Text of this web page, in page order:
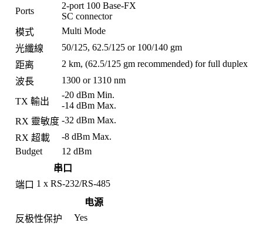
Ports
2-port 100 Base-FX
SC connector
模式
Multi Mode
光纖線
50/125, 62.5/125 or 100/140 gm
距离
2 km, (62.5/125 gm recommended) for full duplex
波長
1300 or 1310 nm
TX 輸出
-20 dBm Min.
-14 dBm Max.
RX 靈敏度 -32 dBm Max.
RX 超載
-8 dBm Max.
Budget
12 dBm
串口
端口 1 x RS-232/RS-485
电源
反极性保护
Yes